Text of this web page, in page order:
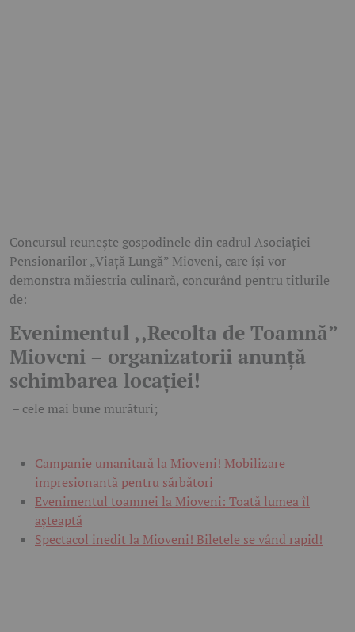
Concursul reunește gospodinele din cadrul Asociației
Pensionarilor „Viață Lungă” Mioveni, care își vor
demonstra măiestria culinară, concurând pentru titlurile
de:
Evenimentul ,,Recolta de Toamnă”
Mioveni – organizatorii anunță
schimbarea locației!
– cele mai bune murături;
Campanie umanitară la Mioveni! Mobilizare
impresionantă pentru sărbători
Evenimentul toamnei la Mioveni: Toată lumea îl
așteaptă
Spectacol inedit la Mioveni! Biletele se vând rapid!